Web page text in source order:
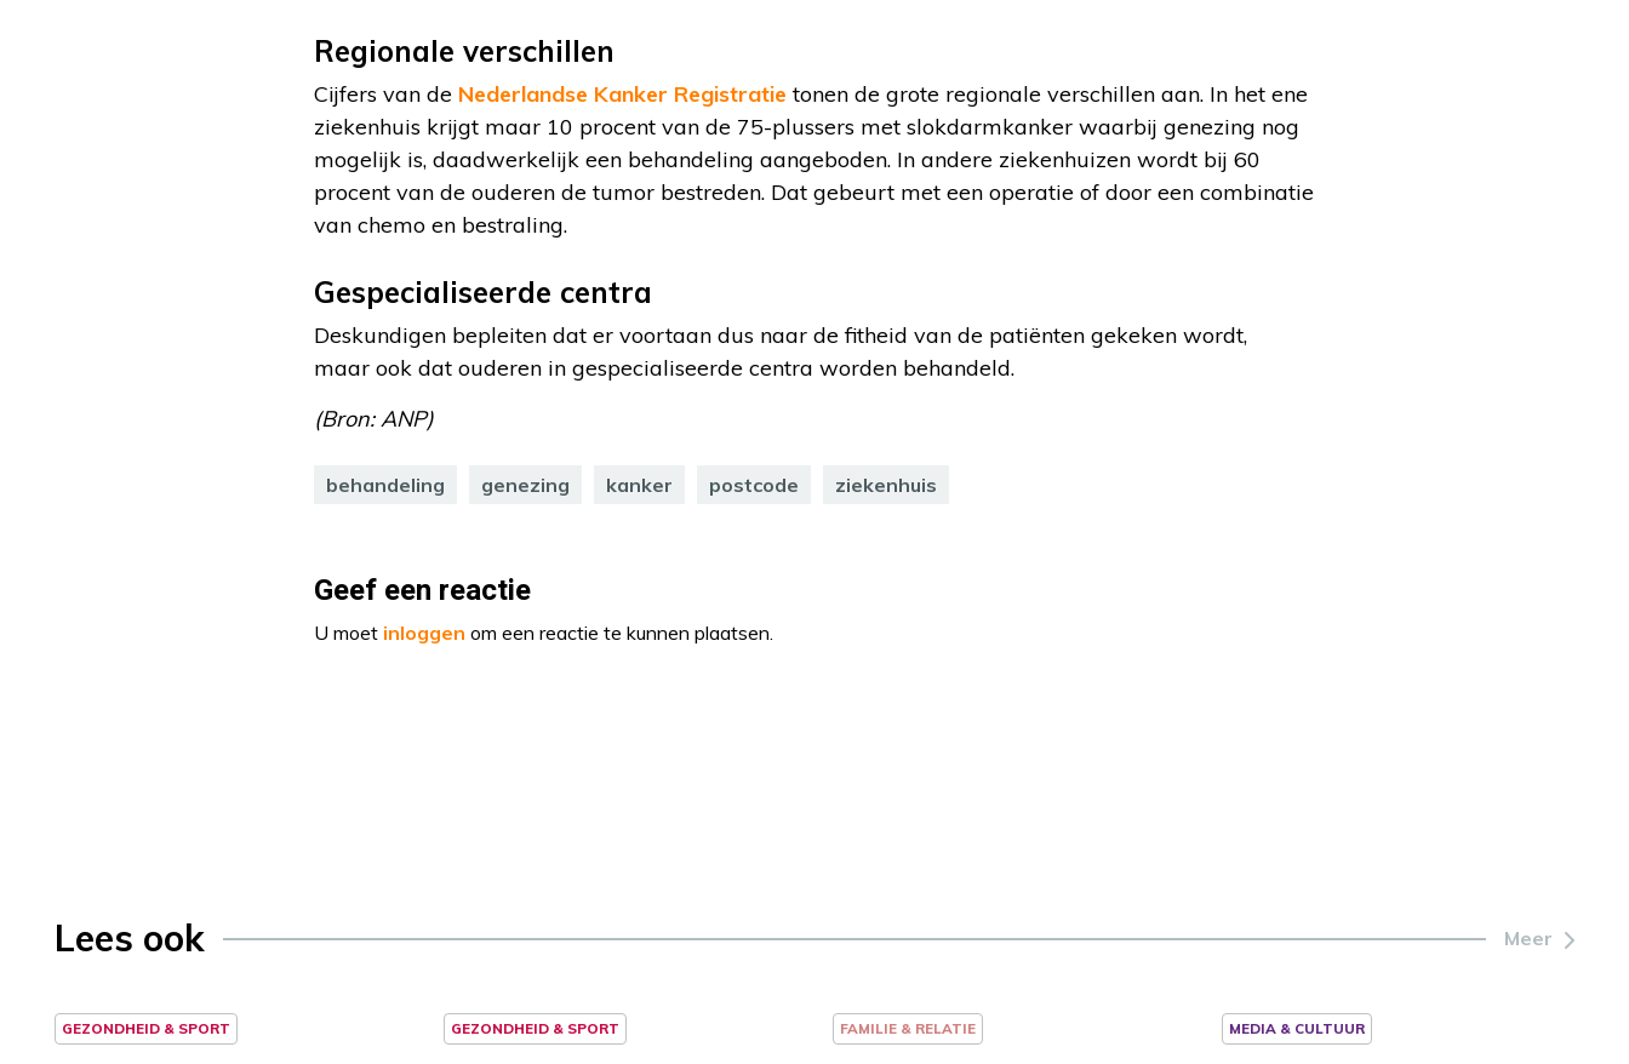
Regionale verschillen
Cijfers van de Nederlandse Kanker Registratie tonen de grote regionale verschillen aan. In het ene
ziekenhuis krijgt maar 10 procent van de 75-plussers met slokdarmkanker waarbij genezing nog
mogelijk is, daadwerkelijk een behandeling aangeboden. In andere ziekenhuizen wordt bij 60
procent van de ouderen de tumor bestreden. Dat gebeurt met een operatie of door een combinatie
van chemo en bestraling.
Gespecialiseerde centra
Deskundigen bepleiten dat er voortaan dus naar de fitheid van de patiënten gekeken wordt,
maar ook dat ouderen in gespecialiseerde centra worden behandeld.
(Bron: ANP)
behandeling genezing kanker postcode ziekenhuis
Geef een reactie
U moet inloggen om een reactie te kunnen plaatsen.
Lees ook Meer
GEZONDHEID & SPORT GEZONDHEID & SPORT FAMILIE & RELATIE MEDIA & CULTUUR